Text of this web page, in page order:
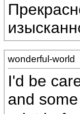
wonderful-world
I'd be
and